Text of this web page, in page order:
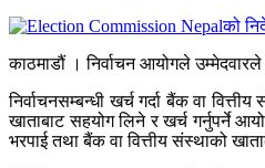
काठमाडौं । निर्वाचन आयोगले उम्मेदवारले
निर्वाचनसम्बन्धी खर्च गर्दा बैंक वा
खाताबाट सहयोग लिने र खर्च गर्नुपर्ने
भरपाई तथा बैंक वा वित्तीय संस्थाको